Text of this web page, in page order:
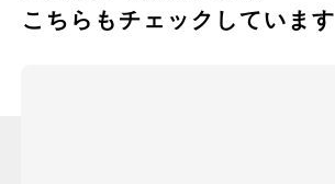
こちらもチェックしています